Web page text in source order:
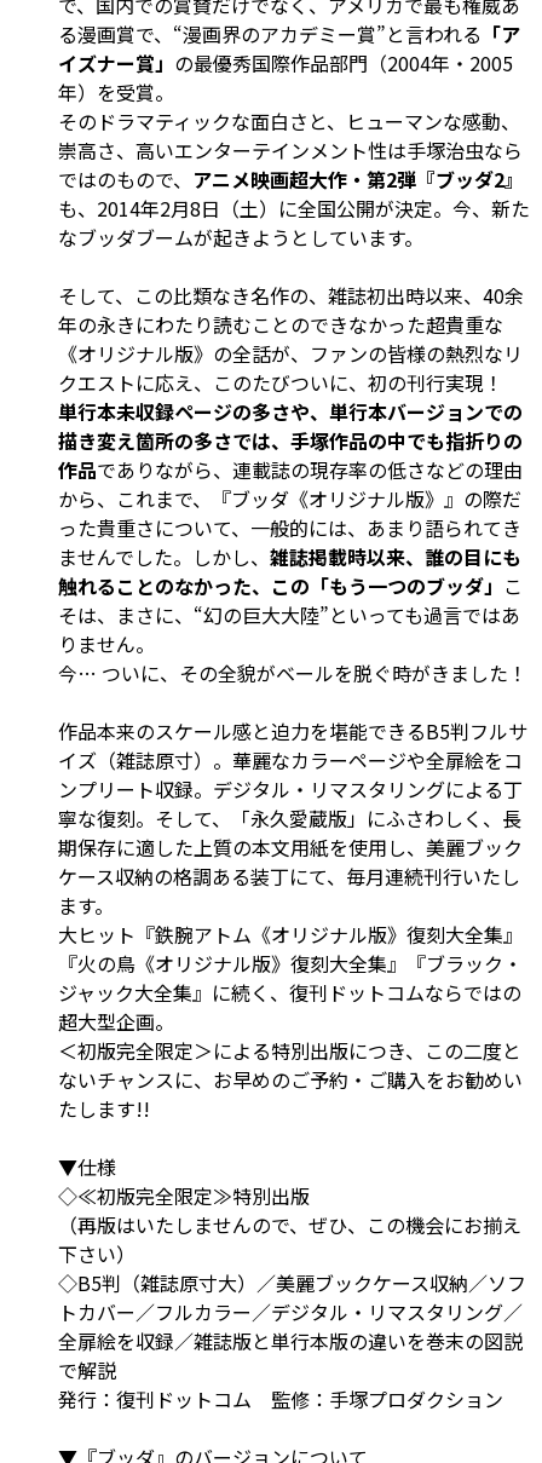
る漫画賞で、“漫画界のアカデミー賞”と言われる 「ア
イズナー賞」 の最優秀国際作品部門（2004年・2005
年）を受賞。
そのドラマティックな面白さと、ヒューマンな感動、
崇高さ、高いエンターテインメント性は手塚治虫なら
ではのもので、 アニメ映画超大作・第2弾『ブッダ2』
も、2014年2月8日（土）に全国公開が決定。今、新た
なブッダブームが起きようとしています。
そして、この比類なき名作の、雑誌初出時以来、40余
年の永きにわたり読むことのできなかった超貴重な
《オリジナル版》の全話が、ファンの皆様の熱烈なリ
クエストに応え、このたびついに、初の刊行実現！
単行本未収録ページの多さや、単行本バージョンでの
描き変え箇所の多さでは、手塚作品の中でも指折りの
作品でありながら、連載誌の現存率の低さなどの理由
から、これまで、『ブッダ《オリジナル版》』の際だ
った貴重さについて、一般的には、あまり語られてき
ませんでした。しかし、 雑誌掲載時以来、誰の目にも
触れることのなかった、この「もう一つのブッダ」 こ
そは、まさに、“幻の巨大大陸”といっても過言ではあ
りません。
今… ついに、その全貌がベールを脱ぐ時がきました！
作品本来のスケール感と迫力を堪能できるB5判フルサ
イズ（雑誌原寸）。華麗なカラーページや全扉絵をコ
ンプリート収録。デジタル・リマスタリングによる丁
寧な復刻。そして、「永久愛蔵版」にふさわしく、長
期保存に適した上質の本文用紙を使用し、美麗ブック
ケース収納の格調ある装丁にて、毎月連続刊行いたし
ます。
大ヒット『鉄腕アトム《オリジナル版》復刻大全集』
『火の鳥《オリジナル版》復刻大全集』『ブラック・
ジャック大全集』に続く、復刊ドットコムならではの
超大型企画。
＜初版完全限定＞による特別出版につき、この二度と
ないチャンスに、お早めのご予約・ご購入をお勧めい
たします!!
▼仕様
◇≪初版完全限定≫特別出版
（再版はいたしませんので、ぜひ、この機会にお揃え
下さい）
◇B5判（雑誌原寸大）／美麗ブックケース収納／ソフ
トカバー／フルカラー／デジタル・リマスタリング／
全扉絵を収録／雑誌版と単行本版の違いを巻末の図説
で解説
発行：復刊ドットコム 監修：手塚プロダクション